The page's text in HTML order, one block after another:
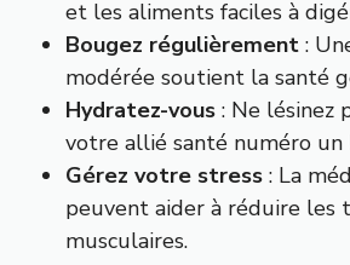
et les aliments faciles à
Bougez régulièrement :
modérée soutient la santé
Hydratez-vous : Ne lésinez
votre allié santé numéro un
Gérez votre stress : La
peuvent aider à réduire les
musculaires.